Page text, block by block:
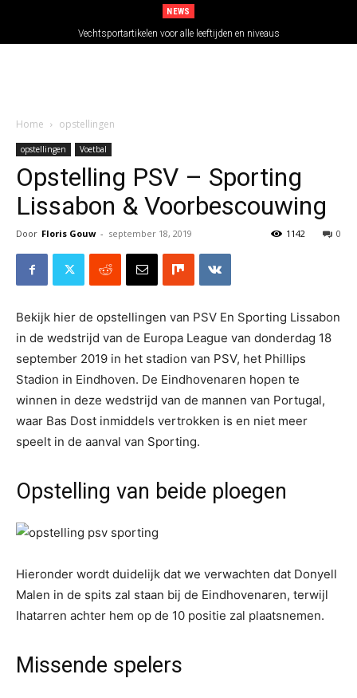
NEWS
Vechtsportartikelen voor alle leeftijden en niveaus
Home opstellingen
opstellingen Voetbal
Opstelling PSV – Sporting
Lissabon & Voorbescouwing
Door Floris Gouw - september 18, 2019 0
1142
Bekijk hier de opstellingen van PSV En Sporting Lissabon
in de wedstrijd van de Europa League van donderdag 18
september 2019 in het stadion van PSV, het Phillips
Stadion in Eindhoven. De Eindhovenaren hopen te
winnen in deze wedstrijd van de mannen van Portugal,
waar Bas Dost inmiddels vertrokken is en niet meer
speelt in de aanval van Sporting.
Opstelling van beide ploegen
Hieronder wordt duidelijk dat we verwachten dat Donyell
Malen in de spits zal staan bij de Eindhovenaren, terwijl
Ihatarren achter hem op de 10 positie zal plaatsnemen.
Missende spelers